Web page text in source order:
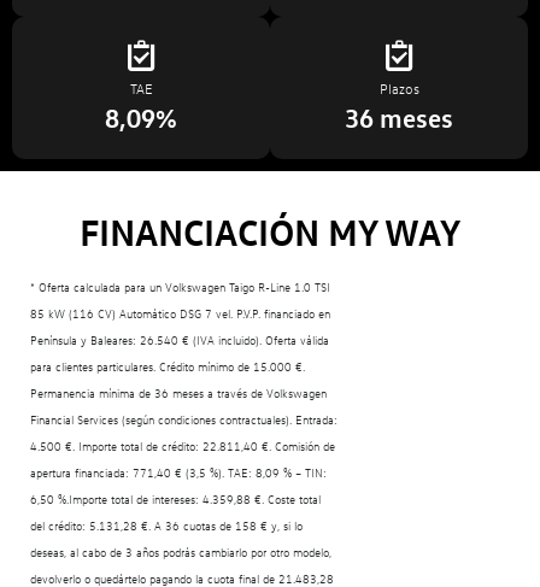
TAE
8,09%
Plazos
36 meses
FINANCIACIÓN MY WAY
* Oferta calculada para un Volkswagen Taigo R-Line 1.0 TSI
85 kW (116 CV) Automático DSG 7 vel. P.V.P. financiado en
Península y Baleares: 26.540 € (IVA incluido). Oferta válida
para clientes particulares. Crédito mínimo de 15.000 €.
Permanencia mínima de 36 meses a través de Volkswagen
Financial Services (según condiciones contractuales). Entrada:
4.500 €. Importe total de crédito: 22.811,40 €. Comisión de
apertura financiada: 771,40 € (3,5 %). TAE: 8,09 % – TIN:
6,50 %.Importe total de intereses: 4.359,88 €. Coste total
del crédito: 5.131,28 €. A 36 cuotas de 158 € y, si lo
deseas, al cabo de 3 años podrás cambiarlo por otro modelo,
devolverlo o quedártelo pagando la cuota final de 21.483,28